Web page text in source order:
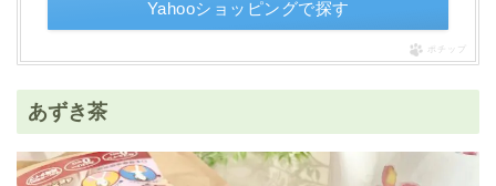
Yahooショッピングで探す
ポチップ
あずき茶